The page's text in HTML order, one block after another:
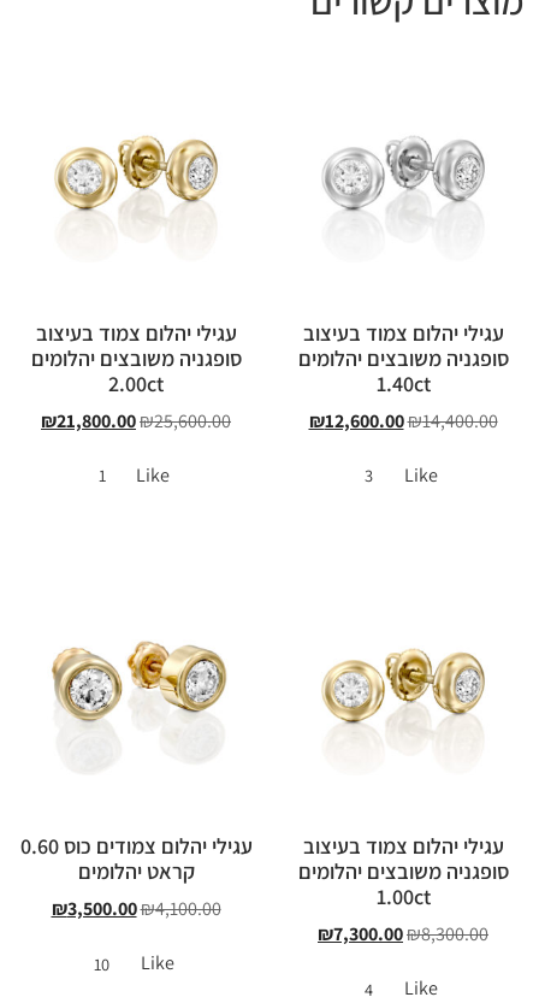
עגילי יהלום צמוד בעיצוב
סופגניה משובצים יהלומים
1.40ct
₪14,400.00
₪12,600.00
Like
3
עגילי יהלום צמוד בעיצוב
סופגניה משובצים יהלומים
2.00ct
₪25,600.00
₪21,800.00
Like
1
עגילי יהלום צמוד בעיצוב
סופגניה משובצים יהלומים
1.00ct
₪8,300.00
₪7,300.00
Like
4
עגילי יהלום צמודים כוס 0.60
קראט יהלומים
₪4,100.00
₪3,500.00
Like
10